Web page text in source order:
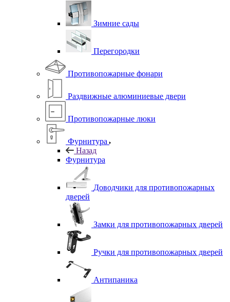
Зимние сады
Перегородки
Противопожарные фонари
Раздвижные алюминиевые двери
Противопожарные люки
Фурнитура
Назад
Фурнитура
Доводчики для противопожарных
дверей
Замки для противопожарных дверей
Ручки для противопожарных дверей
Антипаника